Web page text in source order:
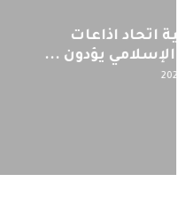
اليوم : المشاركة
لمنظمي